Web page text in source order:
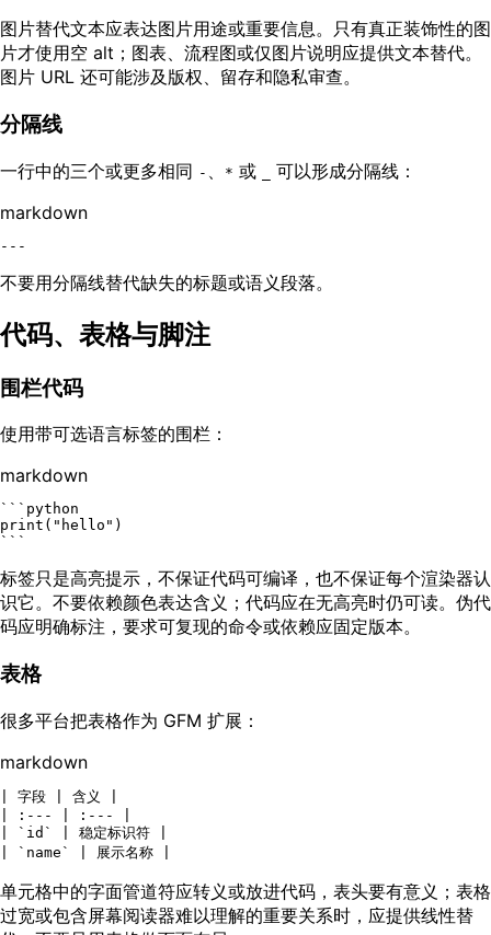
图片替代文本应表达图片用途或重要信息。只有真正装饰性的图
片才使用空 alt；图表、流程图或仅图片说明应提供文本替代。
图片 URL 还可能涉及版权、留存和隐私审查。
分隔线
一行中的三个或更多相同 - * 或
可以形成分隔线：
markdown
不要用分隔线替代缺失的标题或语义段落。
代码、表格与脚注
围栏代码
使用带可选语言标签的围栏：
markdown
```python
print("hello")
```
标签只是高亮提示，不保证代码可编译，也不保证每个渲染器认
识它。不要依赖颜色表达含义；代码应在无高亮时仍可读。伪代
码应明确标注，要求可复现的命令或依赖应固定版本。
表格
很多平台把表格作为 GFM 扩展：
markdown
| 字段 | 含义 |
| :--- | :--- |
`id`
| 稳定标识符 |
`name`
单元格中的字面管道符应转义或放进代码，表头要有意义；表格
过宽或包含屏幕阅读器难以理解的重要关系时，应提供线性替